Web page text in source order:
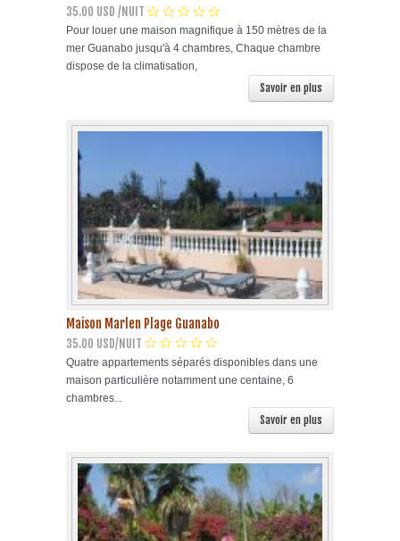
35.00 USD /NUIT
Pour louer une maison magnifique à 150 mètres de la
mer Guanabo jusqu'à 4 chambres, Chaque chambre
dispose de la climatisation,
Savoir en plus
Maison Marlen Plage Guanabo
35.00 USD/NUIT
Quatre appartements séparés disponibles dans une
maison particulière notamment une centaine, 6
chambres...
Savoir en plus